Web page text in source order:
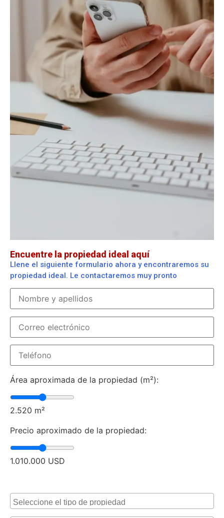
Encuentre la propiedad ideal aquí
Llene el siguiente formulario ahora y encontraremos su
propiedad ideal. Le contactaremos muy pronto
Área aproximada de la propiedad (m²):
2.520 m²
Precio aproximado de la propiedad:
1.010.000 USD